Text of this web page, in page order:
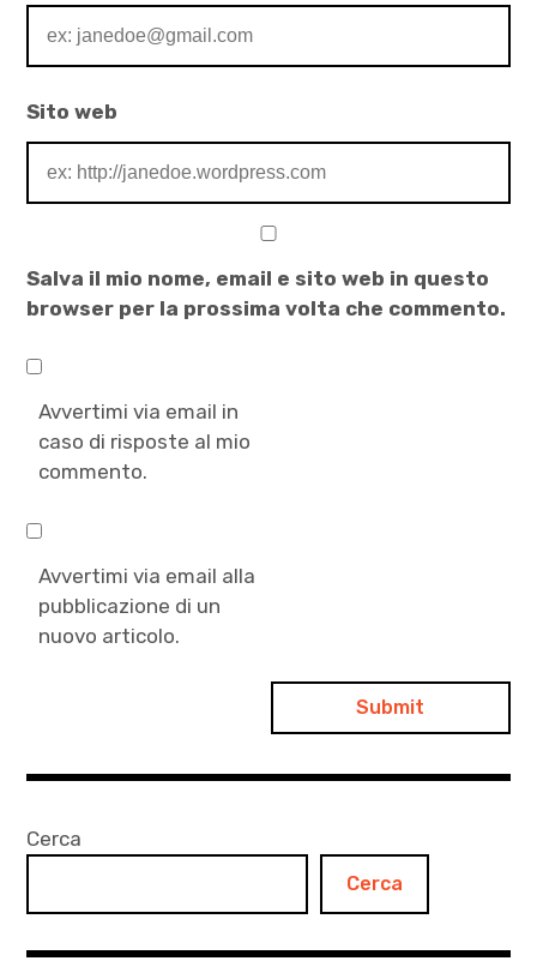
Sito web
Salva il mio nome, email e sito web in questo
browser per la prossima volta che commento.
Avvertimi via email in
caso di risposte al mio
commento.
Avvertimi via email alla
pubblicazione di un
nuovo articolo.
Cerca
Cerca